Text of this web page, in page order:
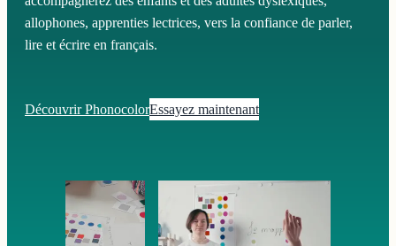
allophones, apprenties lectrices, vers la confiance de parler,
lire et écrire en français.
Découvrir PhonocolorEssayez maintenant